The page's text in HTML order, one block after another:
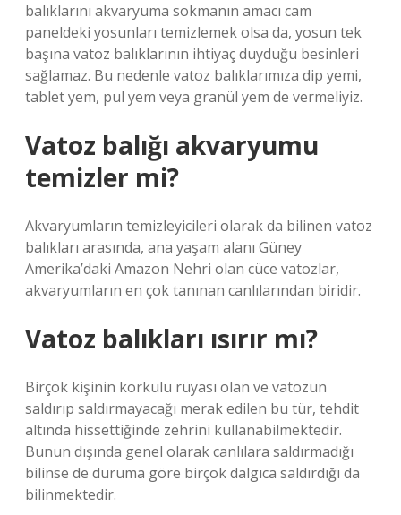
balıklarını akvaryuma sokmanın amacı cam
paneldeki yosunları temizlemek olsa da, yosun tek
başına vatoz balıklarının ihtiyaç duyduğu besinleri
sağlamaz. Bu nedenle vatoz balıklarımıza dip yemi,
tablet yem, pul yem veya granül yem de vermeliyiz.
Vatoz balığı akvaryumu
temizler mi?
Akvaryumların temizleyicileri olarak da bilinen vatoz
balıkları arasında, ana yaşam alanı Güney
Amerika’daki Amazon Nehri olan cüce vatozlar,
akvaryumların en çok tanınan canlılarından biridir.
Vatoz balıkları ısırır mı?
Birçok kişinin korkulu rüyası olan ve vatozun
saldırıp saldırmayacağı merak edilen bu tür, tehdit
altında hissettiğinde zehrini kullanabilmektedir.
Bunun dışında genel olarak canlılara saldırmadığı
bilinse de duruma göre birçok dalgıca saldırdığı da
bilinmektedir.